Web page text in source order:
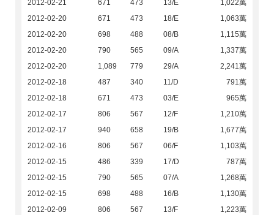
2012-02-21 671 473 13/E
1,022萬
2012-02-20
671 473 18/E
1,063萬
2012-02-20
698 488 08/B
1,115萬
2012-02-20
790 565 09/A
1,337萬
2012-02-20
1,089 779 29/A
2,241萬
2012-02-18
487 340 11/D
791萬
2012-02-18
671 473 03/E
965萬
2012-02-17
806 567 12/F
1,210萬
2012-02-17
940 658 19/B
1,677萬
2012-02-16
806 567 06/F
1,103萬
2012-02-15
486 339 17/D
787萬
2012-02-15
790 565 07/A
1,268萬
2012-02-15
698 488 16/B
1,130萬
2012-02-09
806 567 13/F 1,223萬